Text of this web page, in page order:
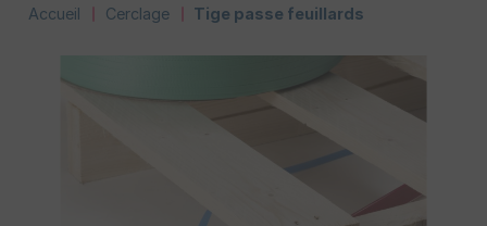
Accueil Cerclage Tige passe feuillards